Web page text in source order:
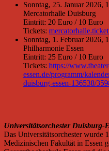
Sonntag, 25. Januar 2026,
Mercatorhalle Duisburg
Eintritt: 20 Euro / 10 Euro
Tickets:
Sonntag, 1. Februar 2026,
Philharmonie Essen
Eintritt: 25 Euro / 10 Euro
Tickets: https://
essen.de/programm/
duisburg-essen-136538/
Universitätsorchester Duisburg-
Das Universitätsorchester wurde
Medizinischen Fakultät in Essen